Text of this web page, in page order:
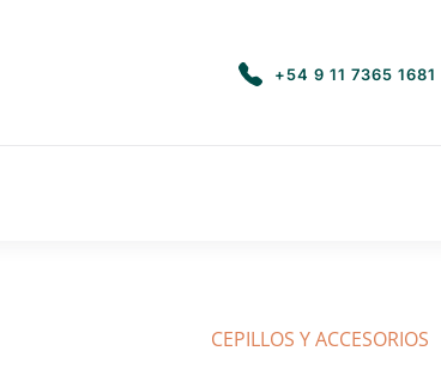
+54 9 11 7365 1681
CEPILLOS Y ACCESORIOS